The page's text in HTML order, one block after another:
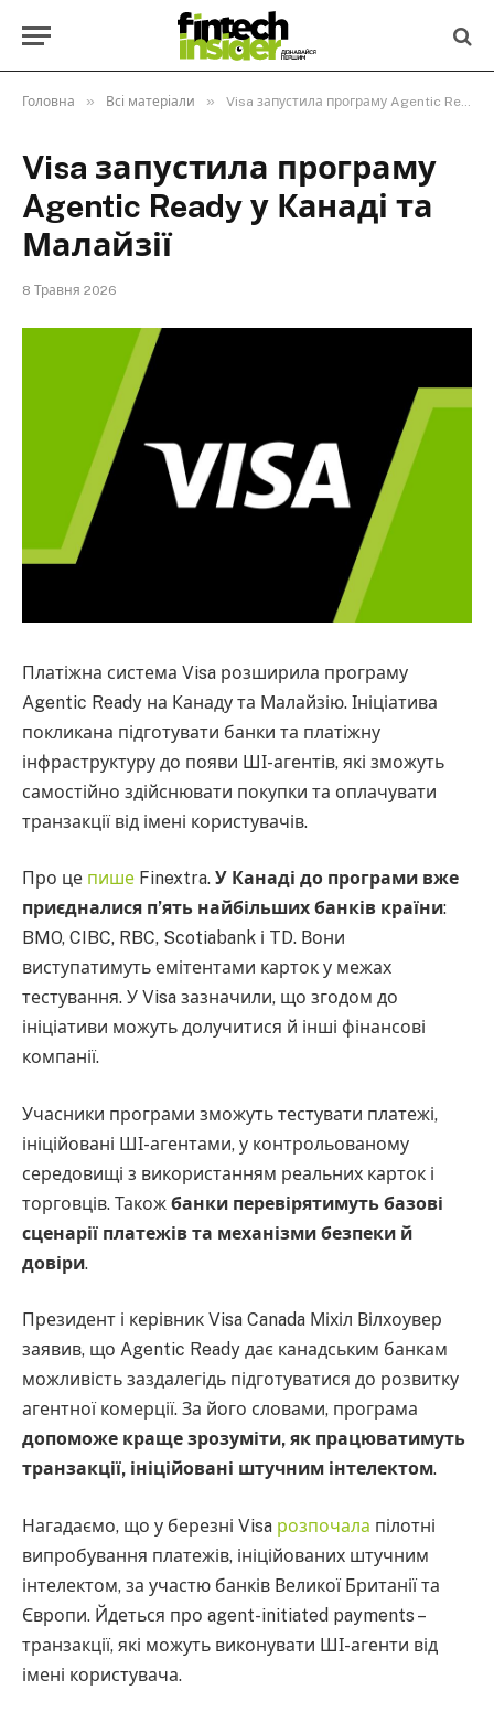
Головна » Всі матеріали » Visa запустила програму Agentic Ready у Канаді та Малайзії
Visa запустила програму
Agentic Ready у Канаді та
Малайзії
8 Травня 2026
Платіжна система Visa розширила програму
Agentic Ready на Канаду та Малайзію. Ініціатива
покликана підготувати банки та платіжну
інфраструктуру до появи ШІ-агентів, які зможуть
самостійно здійснювати покупки та оплачувати
транзакції від імені користувачів.
Про це пише Finextra. У Канаді до програми вже
приєдналися п’ять найбільших банків країни:
BMO, CIBC, RBC, Scotiabank і TD. Вони
виступатимуть емітентами карток у межах
тестування. У Visa зазначили, що згодом до
ініціативи можуть долучитися й інші фінансові
компанії.
Учасники програми зможуть тестувати платежі,
ініційовані ШІ-агентами, у контрольованому
середовищі з використанням реальних карток і
торговців. Також банки перевірятимуть базові
сценарії платежів та механізми безпеки й
довіри.
Президент і керівник Visa Canada Міхіл Вілхоувер
заявив, що Agentic Ready дає канадським банкам
можливість заздалегідь підготуватися до розвитку
агентної комерції. За його словами, програма
допоможе краще зрозуміти, як працюватимуть
транзакції, ініційовані штучним інтелектом.
Нагадаємо, що у березні Visa розпочала пілотні
випробування платежів, ініційованих штучним
інтелектом, за участю банків Великої Британії та
Європи. Йдеться про agent-initiated payments –
транзакції, які можуть виконувати ШІ-агенти від
імені користувача.